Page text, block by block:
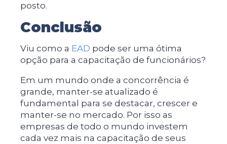
posto.
Conclusão
Viu como a EAD pode ser uma ótima
opção para a capacitação de funcionários?
Em um mundo onde a concorrência é
grande, manter-se atualizado é
fundamental para se destacar, crescer e
manter-se no mercado. Por isso as
empresas de todo o mundo investem
cada vez mais na capacitação de seus